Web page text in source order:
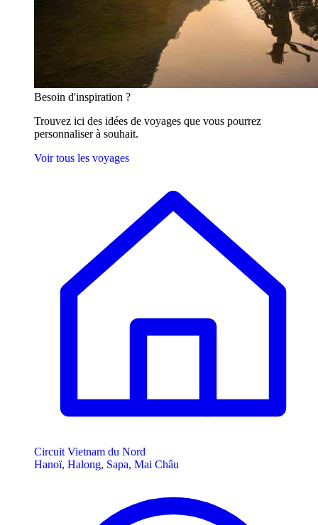
Besoin d'inspiration ?
Trouvez ici des idées de voyages que vous pourrez
personnaliser à souhait.
Voir tous les voyages
Circuit Vietnam du Nord
Hanoï, Halong, Sapa, Mai Châu